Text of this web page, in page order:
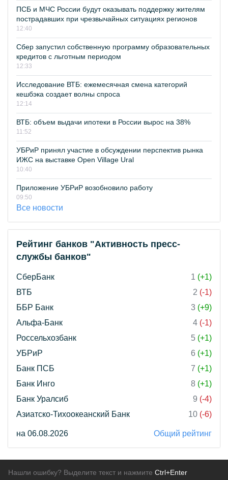
ПСБ и МЧС России будут оказывать поддержку жителям
пострадавших при чрезвычайных ситуациях регионов
12:40
Сбер запустил собственную программу образовательных
кредитов с льготным периодом
12:33
Исследование ВТБ: ежемесячная смена категорий
кешбэка создает волны спроса
12:14
ВТБ: объем выдачи ипотеки в России вырос на 38%
11:52
УБРиР принял участие в обсуждении перспектив рынка
ИЖС на выставке Open Village Ural
10:40
Приложение УБРиР возобновило работу
09:50
Все новости
Рейтинг банков "Активность пресс-
службы банков"
СберБанк 1 (+1)
ВТБ
2 (-1)
ББР Банк
3 (+9)
Альфа-Банк
4 (-1)
Россельхозбанк
5 (+1)
УБРиР
6 (+1)
Банк ПСБ
7 (+1)
Банк Инго
8 (+1)
Банк Уралсиб
9 (-4)
Азиатско-Тихоокеанский Банк
10 (-6)
на 06.08.2026 Общий рейтинг
Нашли ошибку? Выделите текст и нажмите Ctrl+Enter